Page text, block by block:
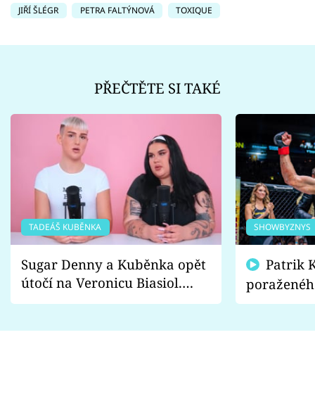
JIŘÍ ŠLÉGR
PETRA FALTÝNOVÁ TOXIQUE
PŘEČTĚTE SI TAKÉ
TADEÁŠ KUBĚNKA
Sugar Denny a Kuběnka opět
útočí na Veronicu Biasiol.
Proč je podle nich falešná a
SHOWBYZNYS
fanoušci